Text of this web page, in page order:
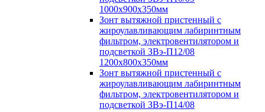
1000х900х350мм
Зонт вытяжной пристенный с
жироулавливающим лабиринтным
фильтром, электровентилятором и
подсветкой ЗВэ-П12/08
1200х800х350мм
Зонт вытяжной пристенный с
жироулавливающим лабиринтным
фильтром, электровентилятором и
подсветкой ЗВэ-П14/08